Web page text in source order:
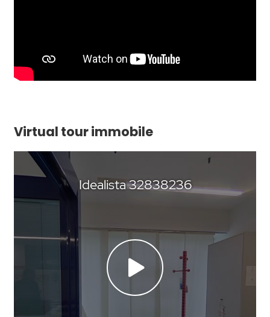
Virtual tour immobile